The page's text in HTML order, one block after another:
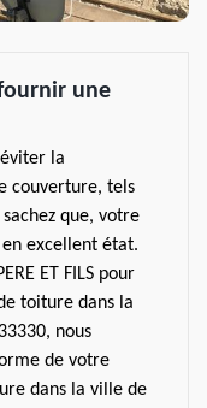
fournir une
la
couverture, tels
que, votre
excellent état.
ET FILS pour
toiture dans la
nous
de votre
dans la ville de